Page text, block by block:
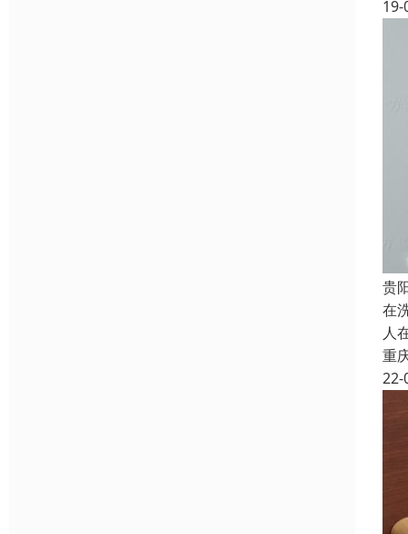
19-
贵
在
人
重
22-